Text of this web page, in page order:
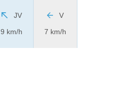
JV
9 km/h
V
7 km/h